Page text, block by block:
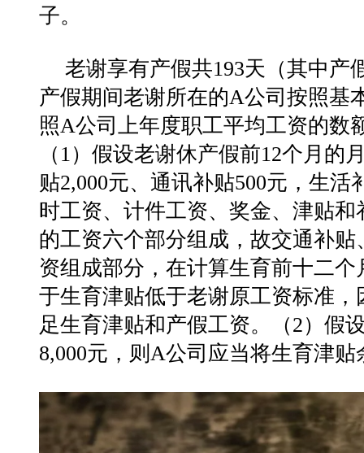
子。
老谢享有产假共193天（其中产
产假期间老谢所在的A公司按照基
照A公司上年度职工平均工资的数
（1）假设老谢休产假前12个月的
贴2,000元、通讯补贴500元，生
时工资、计件工资、奖金、津贴
的工资六个部分组成，故交通补
资组成部分，在计算生育前十二
于生育津贴低于老谢原工资标准
足生育津贴和产假工资。（2）假
8,000元，则A公司应当将生育津